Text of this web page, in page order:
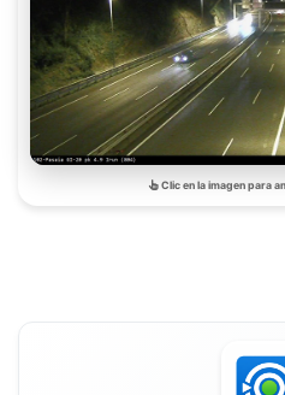
Clic en la imagen para